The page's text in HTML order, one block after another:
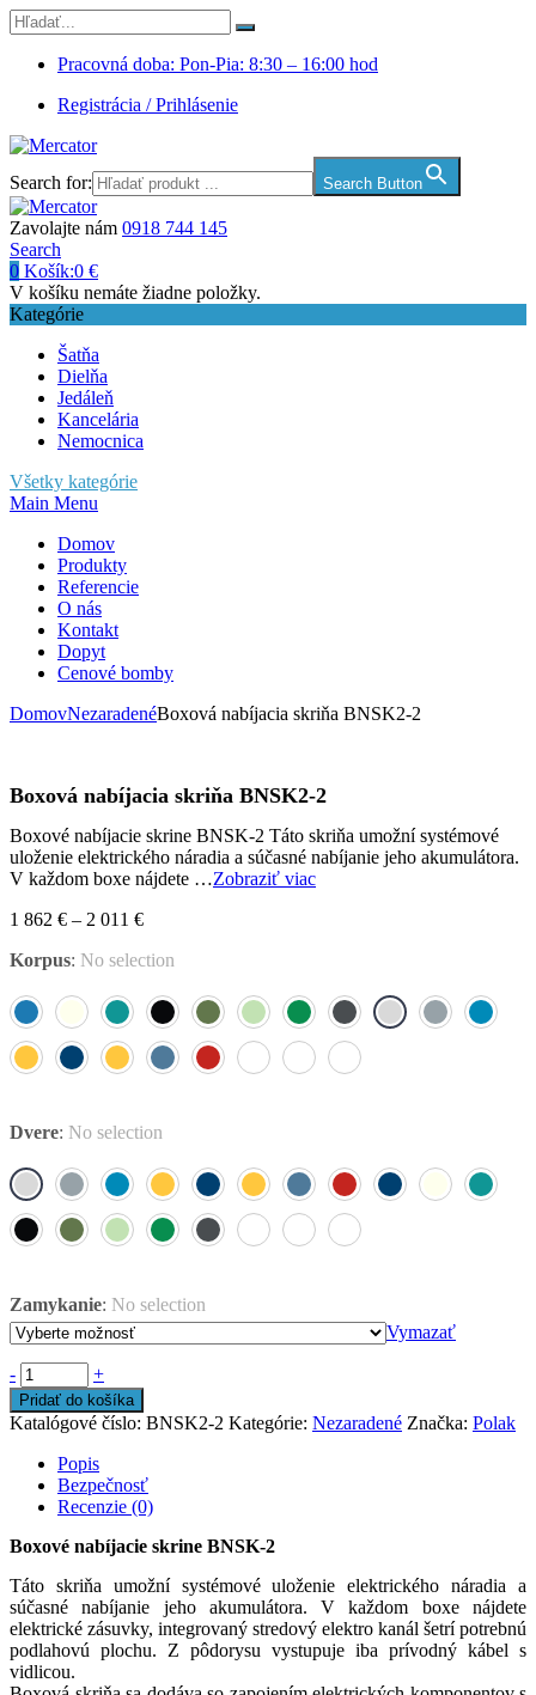
Pracovná doba: Pon-Pia: 8:30 – 16:00 hod
Registrácia / Prihlásenie
Search for: Search Button
Zavolajte nám 0918 744 145
Search
0 Košík:0 €
V košíku nemáte žiadne položky.
Kategórie
Šatňa
Dielňa
Jedáleň
Kancelária
Nemocnica
Všetky kategórie
Main Menu
Domov
Produkty
Referencie
O nás
Kontakt
Dopyt
Cenové bomby
DomovNezaradenéBoxová nabíjacia skriňa BNSK2-2
Boxová nabíjacia skriňa BNSK2-2
Boxové nabíjacie skrine BNSK-2 Táto skriňa umožní systémové
uloženie elektrického náradia a súčasné nabíjanie jeho akumulátora.
V každom boxe nájdete …Zobraziť viac
1 862 € – 2 011 €
Korpus: No selection
Dvere: No selection
Zamykanie: No selection
Vymazať
- +
Pridať do košíka
Katalógové číslo: BNSK2-2 Kategórie: Nezaradené Značka: Polak
Popis
Bezpečnosť
Recenzie (0)
Boxové nabíjacie skrine BNSK-2
Táto skriňa umožní systémové uloženie elektrického náradia a
súčasné nabíjanie jeho akumulátora. V každom boxe nájdete
elektrické zásuvky, integrovaný stredový elektro kanál šetrí potrebnú
podlahovú plochu. Z pôdorysu vystupuje iba prívodný kábel s
vidlicou.